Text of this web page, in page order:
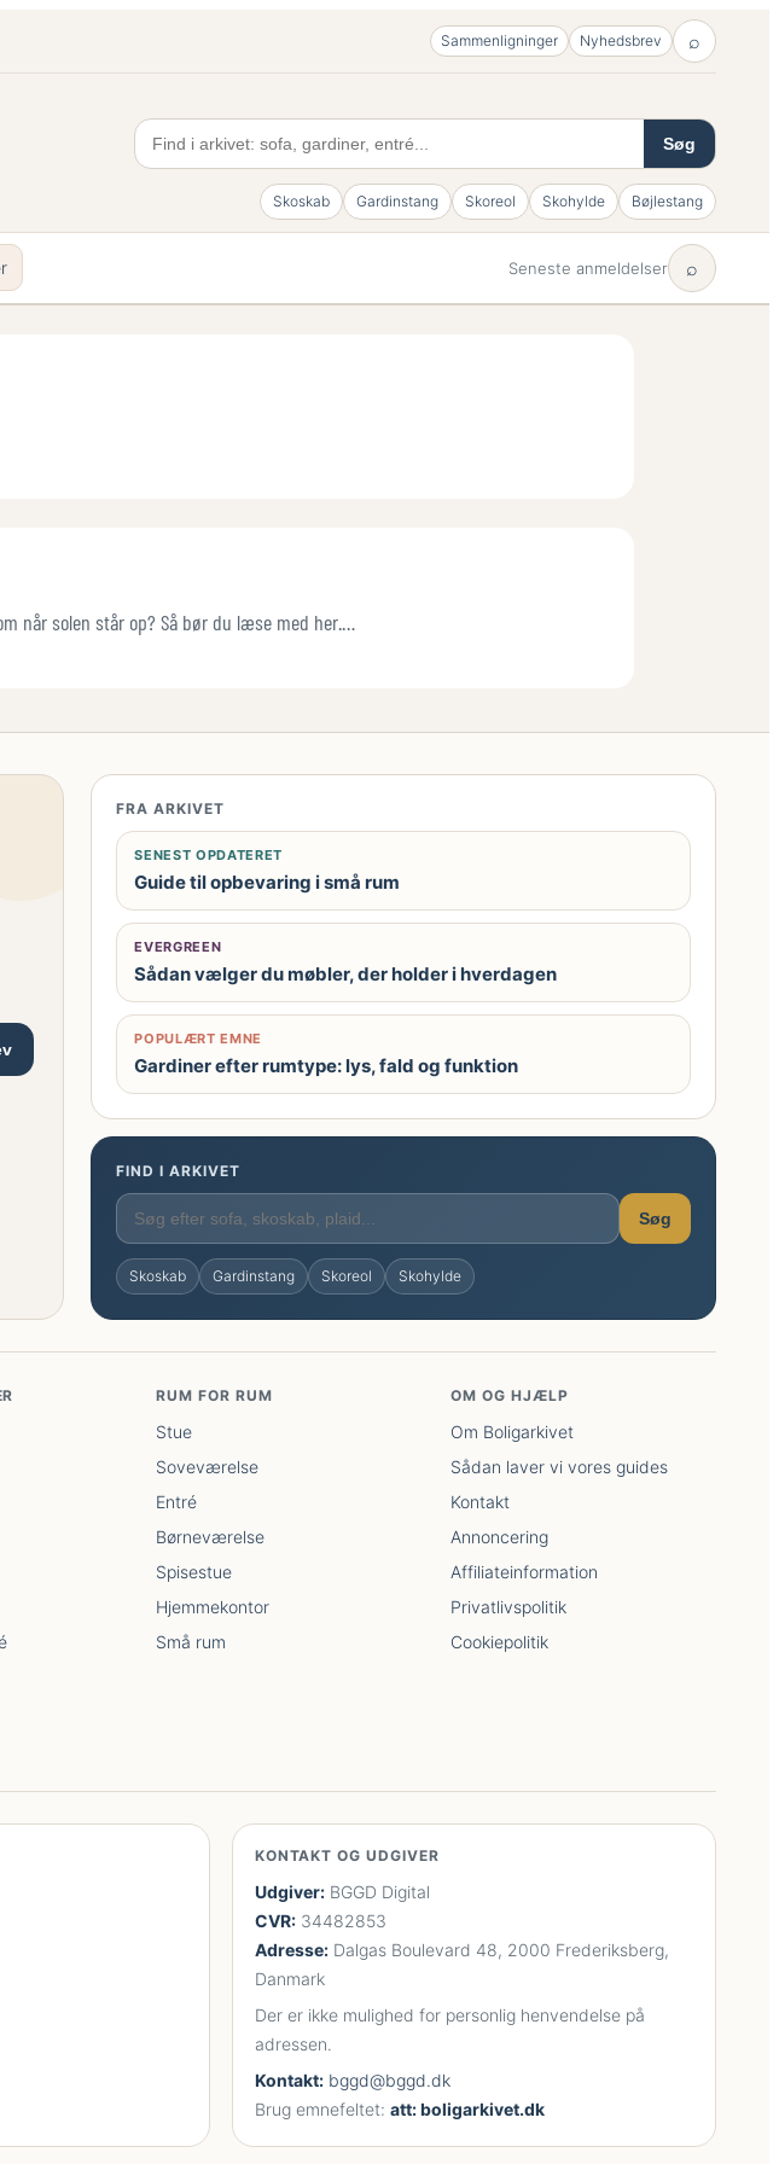
Sammenligninger Nyhedsbrev ⌕
Søg
Skoskab Gardinstang Skoreol Skohylde Bøjlestang
Seneste anmeldelser ⌕
når solen står op? Så bør du læse med her.…
FRA ARKIVET
SENEST OPDATERET
Guide til opbevaring i små rum
EVERGREEN
Sådan vælger du møbler, der holder i hverdagen
POPULÆRT EMNE
Gardiner efter rumtype: lys, fald og funktion
FIND I ARKIVET
Søg
Skoskab Gardinstang Skoreol Skohylde
RUM FOR RUM
Stue
Soveværelse
Entré
Børneværelse
Spisestue
Hjemmekontor
Små rum
OM OG HJÆLP
Om Boligarkivet
Sådan laver vi vores guides
Kontakt
Annoncering
Affiliateinformation
Privatlivspolitik
Cookiepolitik
KONTAKT OG UDGIVER
Udgiver:BGGD Digital
CVR:34482853
Adresse:Dalgas Boulevard 48, 2000 Frederiksberg,
Danmark
Der er ikke mulighed for personlig henvendelse på
adressen.
Kontakt: bggd@bggd.dk
Brug emnefeltet: att: boligarkivet.dk